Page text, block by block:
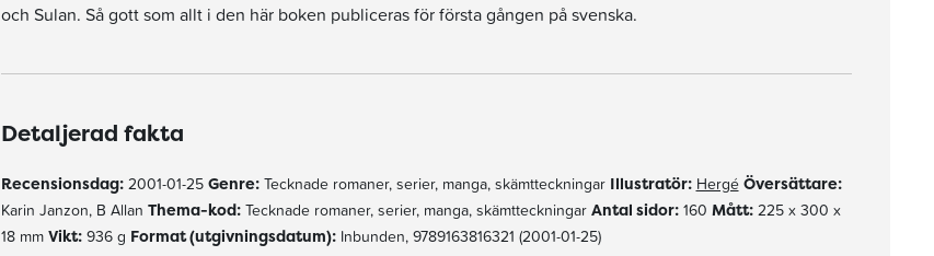
och Sulan. Så gott som allt i den här boken publiceras för första gången på svenska.
Detaljerad fakta
Recensionsdag:2001-01-25 Genre:Tecknade romaner, serier, manga, skämtteckningar Illustratör: Hergé Översättare:
Karin Janzon, B Allan Thema-kod:Tecknade romaner, serier, manga, skämtteckningar Antal sidor:160 Mått:225 x 300 x
18 mm Vikt:936 g Format (utgivningsdatum):Inbunden, 9789163816321 (2001-01-25)